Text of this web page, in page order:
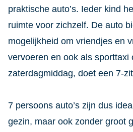
praktische auto’s. Ieder kind
ruimte voor zichzelf. De auto
mogelijkheid om vriendjes en
vervoeren en ook als sporttaxi
zaterdagmiddag, doet een 7-
7 persoons auto’s zijn dus
gezin, maar ook zonder groot